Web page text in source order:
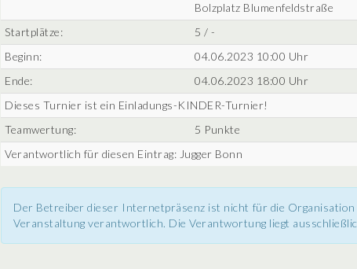
Bolzplatz Blumenfeldstraße
Startplätze:
5 / -
Beginn:
04.06.2023 10:00 Uhr
Ende:
04.06.2023 18:00 Uhr
Dieses Turnier ist ein Einladungs-KINDER-Turnier!
Teamwertung:
5 Punkte
Verantwortlich für diesen Eintrag: Jugger Bonn
Der Betreiber dieser Internetpräsenz ist nicht für die
Veranstaltung verantwortlich. Die Verantwortung liegt